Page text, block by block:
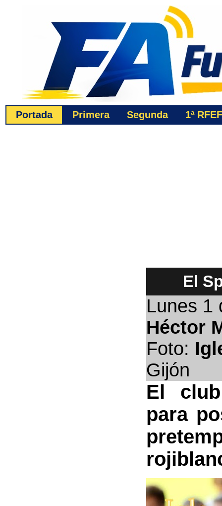
Portada Primera Segunda 1ªRFEF
El
Lunes 1
Héctor
Foto:
Gijón
El
para